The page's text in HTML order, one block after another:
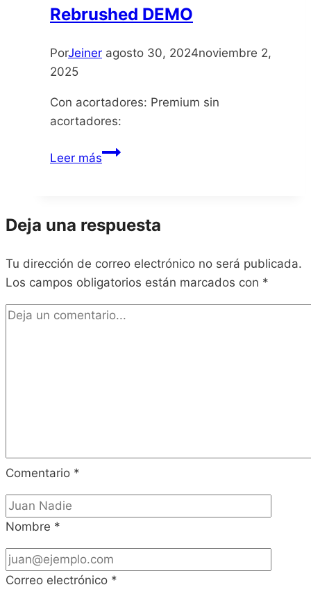
Rebrushed DEMO
PorJeiner agosto 30, 2024noviembre 2,
2025
Con acortadores: Premium sin
acortadores:
Leer másDisney
DEMO
Deja una respuesta
Tu dirección de correo electrónico no será publicada.
Los campos obligatorios están marcados con *
Comentario *
Nombre *
Correo electrónico *